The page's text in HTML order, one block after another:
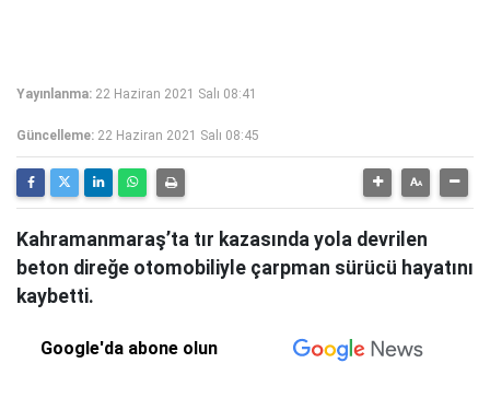
Yayınlanma: 22 Haziran 2021 Salı 08:41
Güncelleme: 22 Haziran 2021 Salı 08:45
Kahramanmaraş’ta tır kazasında yola devrilen
beton direğe otomobiliyle çarpman sürücü hayatını
kaybetti.
Google'da abone olun